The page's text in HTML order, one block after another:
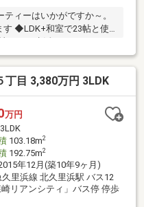
ィーはいかがですか～。
丁目 3,380万円 3LDK
万円
3LDK
103.18m2
192.75m2
年12月(築10年9ヶ月)
久里浜線 北久里浜駅 バス12
リアンシティ」バス停 停歩